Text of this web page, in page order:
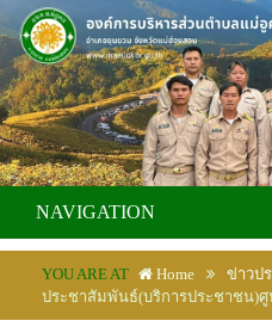
NAVIGATION
YOU ARE AT Home ข่าวป
ประชาสัมพันธ์(บริการประชาชน)